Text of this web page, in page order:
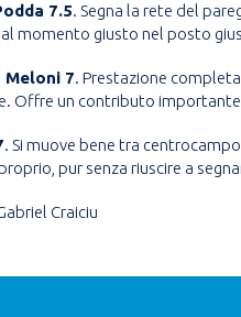
7.5. Segna la rete del
momento giusto nel posto
Meloni 7. Prestazione
Offre un contributo
. Si muove bene tra
pur senza riuscire a
Craiciu